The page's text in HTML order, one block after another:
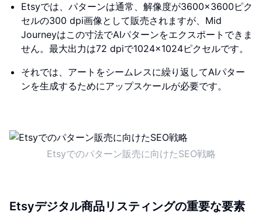
Etsyでは、パターンは通常、解像度が3600×3600ピク
セルの300 dpi画像として販売されますが、Mid
Journeyはこの寸法でAIパターンをエクスポートできま
せん。最大出力は72 dpiで1024×1024ピクセルです。
それでは、アートをシームレスに繰り返してAIパター
ンを生成するためにアップスケールが必要です。
Etsyでのパターン販売に向けたSEO戦略
Etsyデジタル商品リスティングの重要な要素